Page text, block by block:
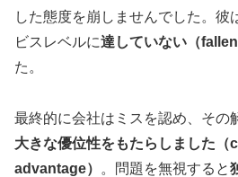
した態度を崩しませんでした。彼
ビスレベルに達していない（fallen
た。
最終的に会社はミスを認め、その
大きな優位性をもたらしました
advantage）
。問題を無視すると